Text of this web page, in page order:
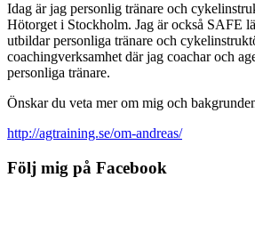
Idag är jag personlig tränare och
Hötorget i Stockholm. Jag är också SAFE
utbildar personliga tränare och
coachingverksamhet där jag coachar och
personliga tränare.
Önskar du veta mer om mig och
http://agtraining.se/om-andreas/
Följ mig på Facebook